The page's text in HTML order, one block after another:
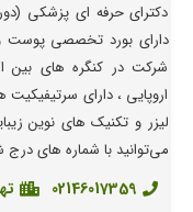
دکترای حرفه ای پزشکی
دارای بورد تخصصی پوست و
شرکت در کنگره های بین
اروپایی ، دارای
لیزر و تکنیک های نوین
می‌توانید با شماره های درج
02146017359